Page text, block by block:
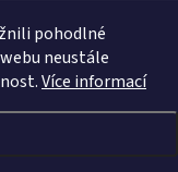
pohodlné
neustále
Více informací